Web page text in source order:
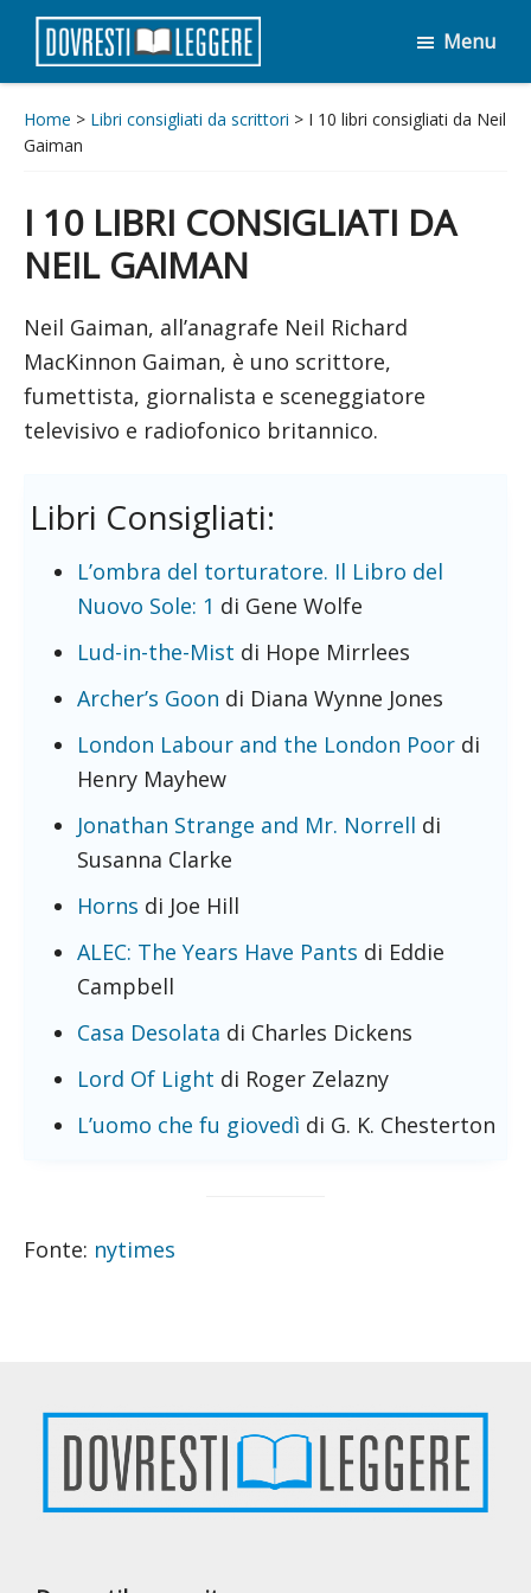
Passa
contenuto
principale
Passa
piè
pagina
Dovresti
Menu
Home > Libri consigliati da scrittori > I 10 libri consigliati da Neil
Gaiman
I 10 LIBRI CONSIGLIATI DA
NEIL GAIMAN
Neil Gaiman, all’anagrafe Neil Richard
MacKinnon Gaiman, è uno scrittore,
fumettista, giornalista e sceneggiatore
televisivo e radiofonico britannico.
Libri Consigliati:
L’ombra del torturatore. Il Libro del
Nuovo Sole: 1 di Gene Wolfe
Lud-in-the-Mist di Hope Mirrlees
Archer’s Goon di Diana Wynne Jones
London Labour and the London Poor di
Henry Mayhew
Jonathan Strange and Mr. Norrell di
Susanna Clarke
Horns di Joe Hill
ALEC: The Years Have Pants di Eddie
Campbell
Casa Desolata di Charles Dickens
Lord Of Light di Roger Zelazny
L’uomo che fu giovedì di G. K. Chesterton
Fonte: nytimes
Footer